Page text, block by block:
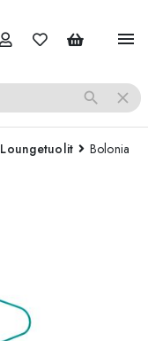
menu
search close
Loungetuolit
Bolonia